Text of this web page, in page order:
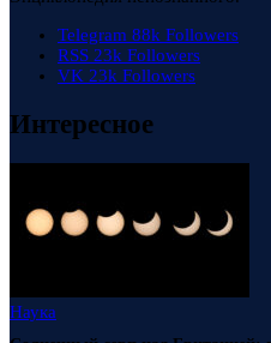
Telegram 88k Followers
RSS 23k Followers
VK 23k Followers
Интересное
Наука